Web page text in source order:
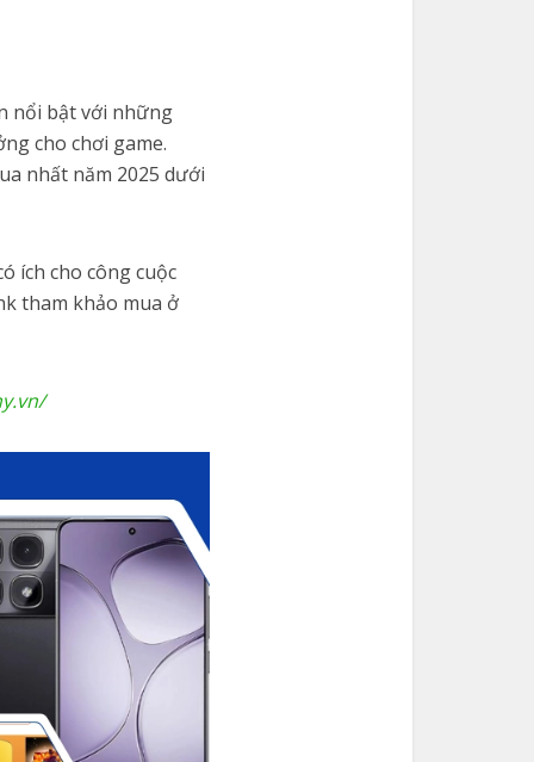
nổi bật với những
cho chơi game.
nhất năm 2025 dưới
ích cho công cuộc
tham khảo mua ở